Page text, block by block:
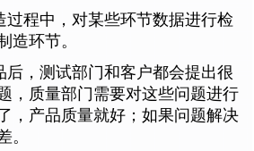
过程中，对某些环节数据进行检
造环节。
后，测试部门和客户都会提出很
，质量部门需要对这些问题进行
，产品质量就好；如果问题解决
。